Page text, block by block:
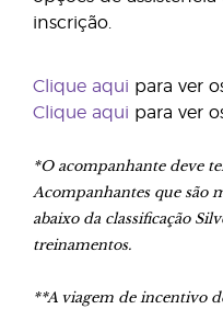
inscrição.
Clique aqui para ver
Clique aqui para ver
*O acompanhante deve
Acompanhantes que são
abaixo da classificação
treinamentos.
**A viagem de incentivo